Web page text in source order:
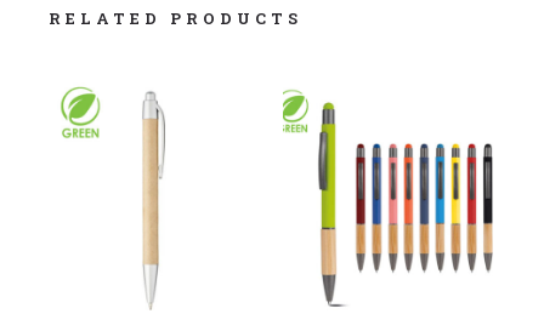
RELATED PRODUCTS